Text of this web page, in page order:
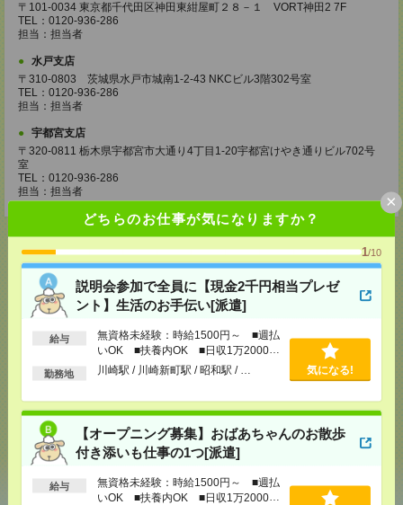
どちらのお仕事が気になりますか？
1/10
説明会参加で全員に【現金2千円相当プレゼ
ント】生活のお手伝い[派遣]
給与
無資格未経験：時給1500円～ ■週払
いOK ■扶養内OK ■日収1万2000円
以上
勤務地 川崎駅 / 川崎新町駅 / 昭和駅 / … 気になる!
【オープニング募集】おばあちゃんのお散歩
付き添いも仕事の1つ[派遣]
給与
無資格未経験：時給1500円～ ■週払
いOK ■扶養内OK ■日収1万2000円
×
〒101-0034 東京都千代田区神田東紺屋町２８－１ VORT神田2 7F
TEL：0120-936-286
担当：担当者
水戸支店
〒310-0803 茨城県水戸市城南1-2-43 NKCビル3階302号室
TEL：0120-936-286
担当：担当者
宇都宮支店
〒320-0811 栃木県宇都宮市大通り4丁目1-20宇都宮けやき通りビル702号
室
TEL：0120-936-286
担当：担当者
応募ページへ
気になる！ 電話応募
メールで送る LINEで送る